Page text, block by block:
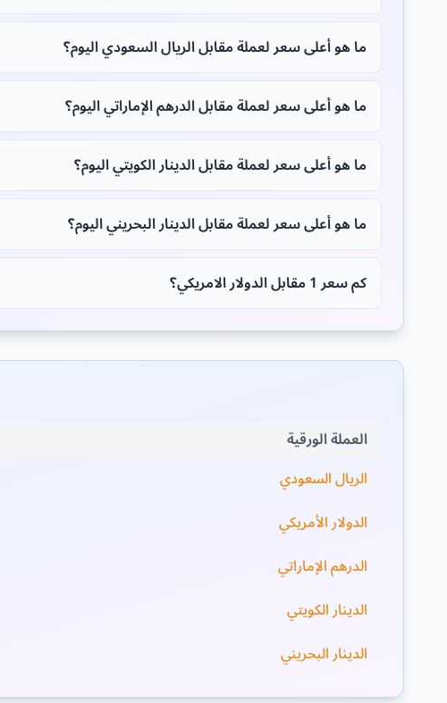
ما هو أعلى سعر لعملة مقابل الريال السعودي اليوم؟
ما هو أعلى سعر لعملة مقابل الدرهم الإماراتي اليوم؟
ما هو أعلى سعر لعملة مقابل الدينار الكويتي اليوم؟
ما هو أعلى سعر لعملة مقابل الدينار البحريني اليوم؟
كم سعر 1 مقابل الدولار الامريكي؟
العملة الورقية
الريال السعودي
الدولار الأمريكي
الدرهم الإماراتي
الدينار الكويتي
الدينار البحريني